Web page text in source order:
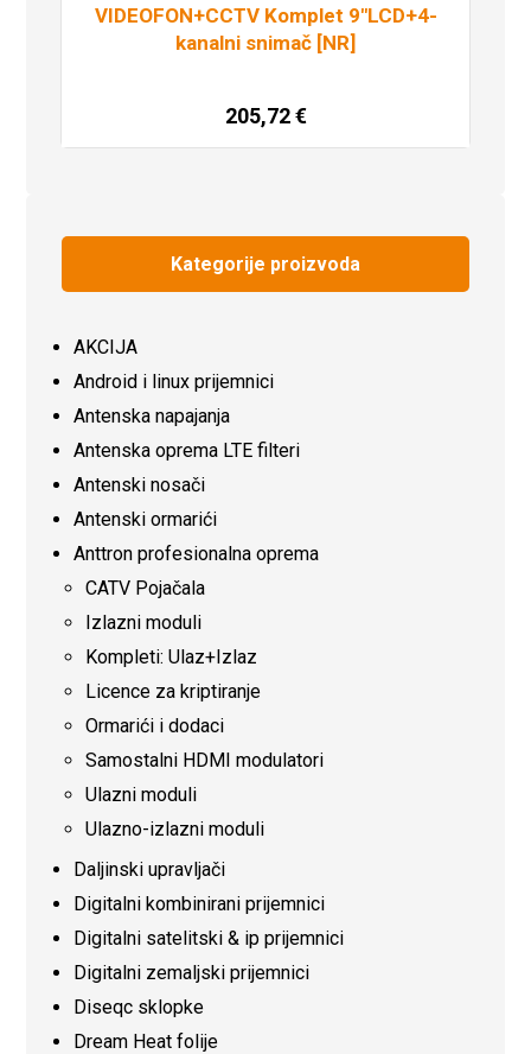
VIDEOFON+CCTV Komplet 9″LCD+4-
kanalni snimač [NR]
205,72€
Dodaj u košaricu
Kategorije proizvoda
AKCIJA
Android i linux prijemnici
Antenska napajanja
Antenska oprema LTE filteri
Antenski nosači
Antenski ormarići
Anttron profesionalna oprema
CATV Pojačala
Izlazni moduli
Kompleti: Ulaz+Izlaz
Licence za kriptiranje
Ormarići i dodaci
Samostalni HDMI modulatori
Ulazni moduli
Ulazno-izlazni moduli
Daljinski upravljači
Digitalni kombinirani prijemnici
Digitalni satelitski & ip prijemnici
Digitalni zemaljski prijemnici
Diseqc sklopke
Dream Heat folije